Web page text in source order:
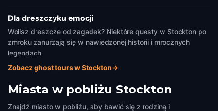
Dla dreszczyku emocji
Wolisz dreszcze od zagadek? Niektóre questy w Stockton po
zmroku zanurzają się w nawiedzonej historii i mrocznych
legendach.
Zobacz ghost tours w Stockton→
Miasta w pobliżu Stockton
Znajdź miasto w pobliżu, aby bawić się z rodziną i